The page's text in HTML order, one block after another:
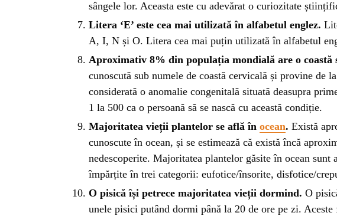
sângele lor. Aceasta este cu adevărat o curiozitate
Litera ‘E’ este cea mai utilizată în alfabetul englez.
A, I, N și O. Litera cea mai puțin utilizată în alfabetul
Aproximativ 8% din populația mondială are o coastă
cunoscută sub numele de coastă cervicală și provine de
considerată o anomalie congenitală situată deasupra
1 la 500 ca o persoană să se nască cu această condiție.
Majoritatea vieții plantelor se află în ocean. Există
cunoscute în ocean, și se estimează că există încă
nedescoperite. Majoritatea plantelor găsite în ocean sunt
împărțite în trei categorii: eufotice/însorite, disfotice/
O pisică își petrece majoritatea vieții dormind. O
unele pisici putând dormi până la 20 de ore pe zi.
ISTORIE
NATURĂ
STIRI
ȘTIINȚA
ANIMALE